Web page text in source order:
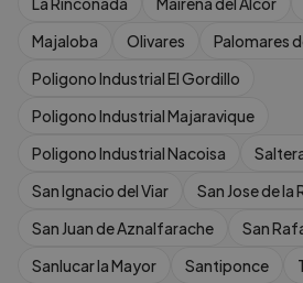
Majaloba
Olivares
Palomares
Poligono Industrial El Gordillo
Poligono Industrial Majaravique
Poligono Industrial Nacoisa
San Ignacio del Viar
San Jose de la
San Juan de Aznalfarache
San
Sanlucar la Mayor
Santiponce